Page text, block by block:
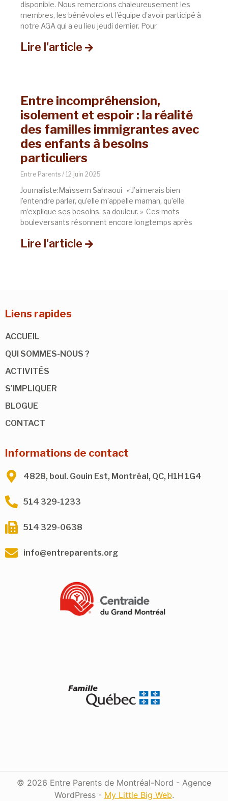
disponible. Nous remercions chaleureusement les
membres, les bénévoles et l’équipe d’avoir participé à
notre AGA qui a eu lieu jeudi dernier. Pour
Lire l'article
Entre incompréhension,
isolement et espoir : la réalité
des familles immigrantes avec
des enfants à besoins
particuliers
Entre Parents 12 juin 2025
Journaliste:Maïssem Sahraoui « J’aimerais bien
l’entendre parler, qu’elle m’appelle maman, qu’elle
m’explique ses besoins, sa douleur. » Ces mots
bouleversants résonnent encore longtemps après
Lire l'article
Liens rapides
ACCUEIL
QUI SOMMES-NOUS ?
ACTIVITÉS
S'IMPLIQUER
BLOGUE
CONTACT
Informations de contact
4828, boul. Gouin Est, Montréal, QC, H1H 1G4
514 329-1233
514 329-0638
info@entreparents.org
© 2026 Entre Parents de Montréal-Nord - Agence
WordPress - My Little Big Web.